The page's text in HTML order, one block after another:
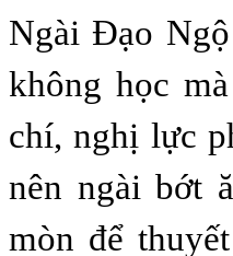
Ngài Đạo
không học
chí, nghị lực
nên ngài bớt
mòn để